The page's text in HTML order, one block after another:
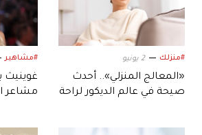
#منزلك 2 يونيو
«المعالج المنزلي».. أحدث
صيحة في عالم الديكور لراحة
#مشاهير
غوينيث
مشاعر